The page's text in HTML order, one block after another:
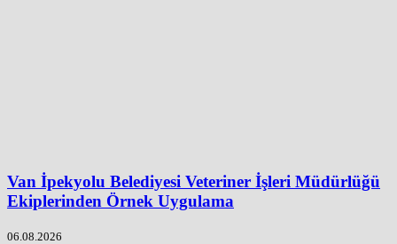
Van İpekyolu Belediyesi Veteriner İşleri Müdürlüğü
Ekiplerinden Örnek Uygulama
06.08.2026